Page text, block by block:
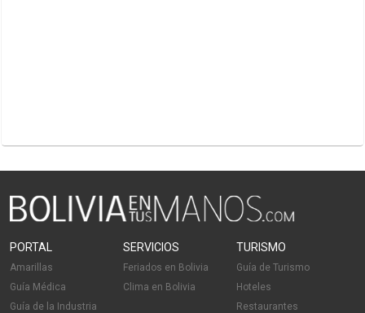
PORTAL
Amarillas
Guía Médica
Guía de la Industria
SERVICIOS
Feriados en Bolivia
Clima en Bolivia
TURISMO
Guía de Turismo
Hoteles
Restaurantes